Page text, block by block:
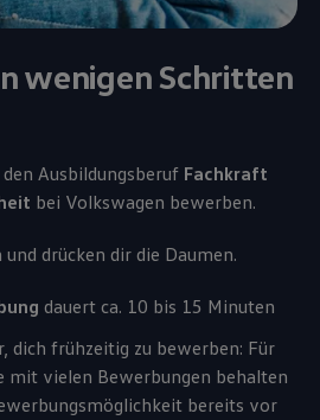
wenigen Schritten
Ausbildungsberuf Fachkraft
bei Volkswagen bewerben.
drücken dir die Daumen.
dauert ca. 10 bis 15 Minuten
dich frühzeitig zu bewerben: Für
mit vielen Bewerbungen behalten
bereits vor